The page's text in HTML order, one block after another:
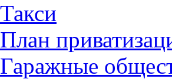
Такси
План
Гаражные